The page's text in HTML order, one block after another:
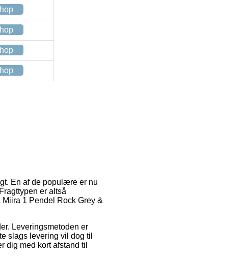
En af de populære er nu
er altså
1 Pendel Rock Grey &
Leveringsmetoden er
slags levering vil dog til
dig med kort afstand til